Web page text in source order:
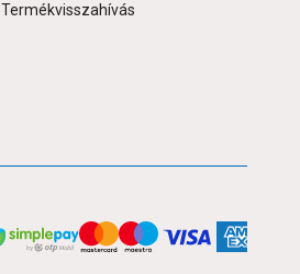
Termékvisszahívás